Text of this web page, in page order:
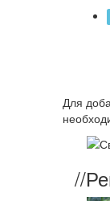
Для
//